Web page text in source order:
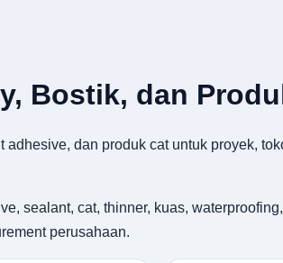
Bostik, dan
dan produk cat untuk proyek,
sealant, cat, thinner, kuas,
perusahaan.